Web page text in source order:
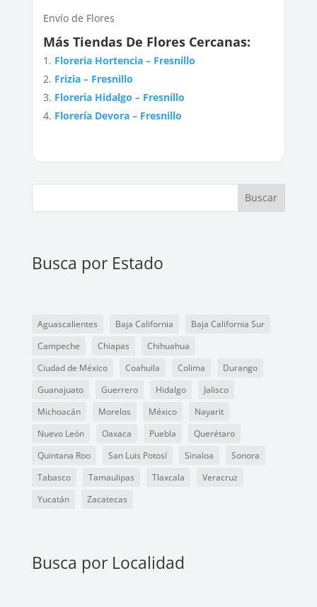
Envío de Flores
Más Tiendas De Flores Cercanas:
Floreria Hortencia – Fresnillo
Frizia – Fresnillo
Floreria Hidalgo – Fresnillo
Florería Devora – Fresnillo
Buscar
Busca por Estado
Aguascalientes Baja California
Baja California Sur
Campeche
Chiapas
Chihuahua
Ciudad de México
Coahuila Colima
Durango
Guanajuato
Guerrero Hidalgo
Jalisco
Michoacán
Morelos México
Nayarit
Nuevo León
Oaxaca Puebla
Querétaro
Quintana Roo
San Luis Potosí Sinaloa
Sonora
Tabasco
Tamaulipas Tlaxcala
Veracruz
Yucatán
Zacatecas
Busca por Localidad